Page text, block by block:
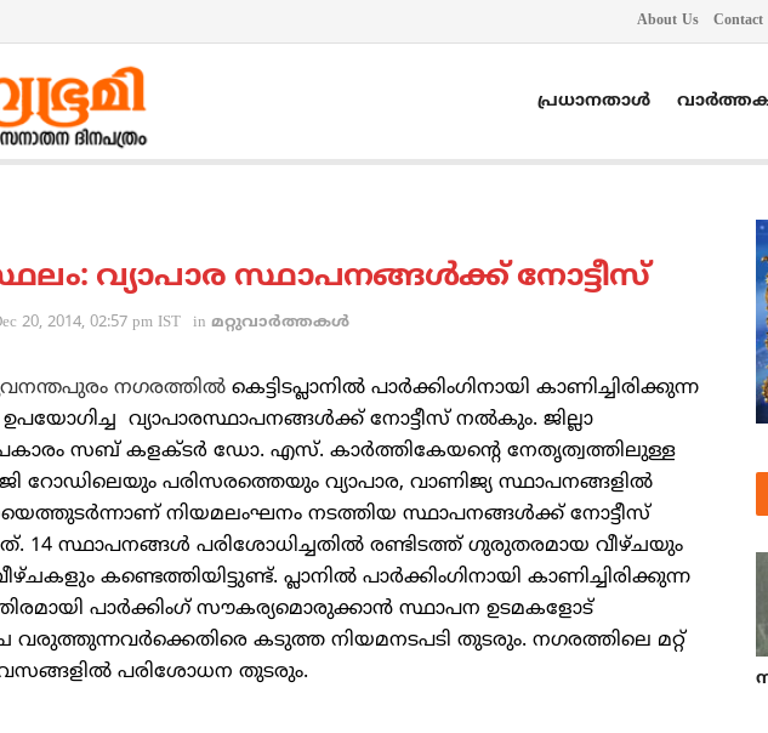
About Us Contact
പ്രധാനതാൾ
വ്യാപാര സ്ഥാപനങ്ങള്‍ക്ക് നോട്ടീസ്
20, 2014, 02:57 pm IST in മറ്റുവാര്‍ത്തകള്‍
നഗരത്തില്‍ കെട്ടിടപ്ലാനില്‍ പാര്‍ക്കിംഗിനായി കാണിച്ചിരിക്കുന്ന
ഉപയോഗിച്ച വ്യാപാരസ്ഥാപനങ്ങള്‍ക്ക് നോട്ടീസ് നല്‍കും. ജില്ലാ
സബ് കളക്ടര്‍ ഡോ. എസ്. കാര്‍ത്തികേയന്റെ നേതൃത്വത്തിലുള്ള
റോഡിലെയും പരിസരത്തെയും വ്യാപാര, വാണിജ്യ സ്ഥാപനങ്ങളില്‍
നിയമലംഘനം നടത്തിയ സ്ഥാപനങ്ങള്‍ക്ക് നോട്ടീസ്
14 സ്ഥാപനങ്ങള്‍ പരിശോധിച്ചതില്‍ രണ്ടിടത്ത് ഗുരുതരമായ വീഴ്ചയും
കണ്ടെത്തിയിട്ടുണ്ട്. പ്ലാനില്‍ പാര്‍ക്കിംഗിനായി കാണിച്ചിരിക്കുന്ന
പാര്‍ക്കിംഗ് സൗകര്യമൊരുക്കാന്‍ സ്ഥാപന ഉടമകളോട്
വരുത്തുന്നവര്‍ക്കെതിരെ കടുത്ത നിയമനടപടി തുടരും. നഗരത്തിലെ മറ്റ്
പരിശോധന തുടരും.